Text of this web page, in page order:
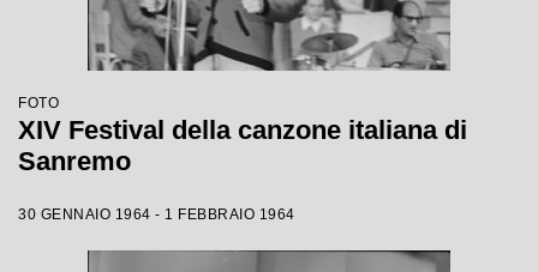
FOTO
XIV Festival della canzone italiana di
Sanremo
30 GENNAIO 1964 - 1 FEBBRAIO 1964